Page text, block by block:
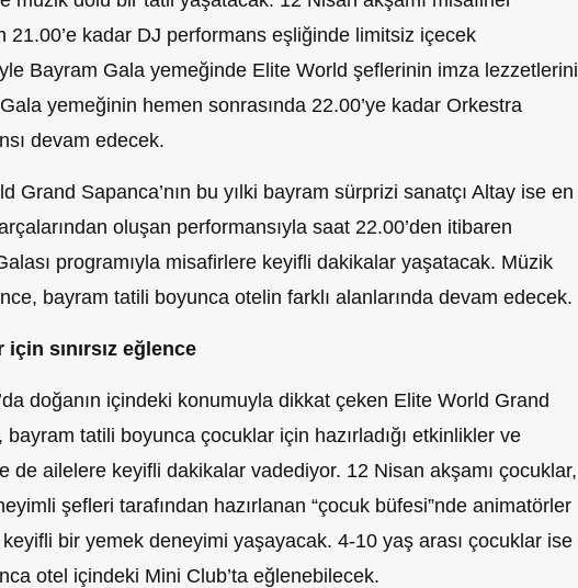
21.00’e kadar DJ performans eşliğinde limitsiz içecek
Bayram Gala yemeğinde Elite World şeflerinin imza lezzetlerini
yemeğinin hemen sonrasında 22.00’ye kadar Orkestra
devam edecek.
Grand Sapanca’nın bu yılki bayram sürprizi sanatçı Altay ise en
oluşan performansıyla saat 22.00’den itibaren
programıyla misafirlere keyifli dakikalar yaşatacak. Müzik
bayram tatili boyunca otelin farklı alanlarında devam edecek.
sınırsız eğlence
doğanın içindeki konumuyla dikkat çeken Elite World Grand
bayram tatili boyunca çocuklar için hazırladığı etkinlikler ve
de ailelere keyifli dakikalar vadediyor. 12 Nisan akşamı çocuklar,
şefleri tarafından hazırlanan “çocuk büfesi”nde animatörler
bir yemek deneyimi yaşayacak. 4-10 yaş arası çocuklar ise
otel içindeki Mini Club’ta eğlenebilecek.